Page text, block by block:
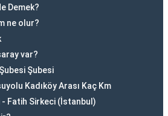
Demek?
ne olur?
var?
Şubesi
Kadıköy Arası Kaç Km
Fatih Sirkeci (İstanbul)